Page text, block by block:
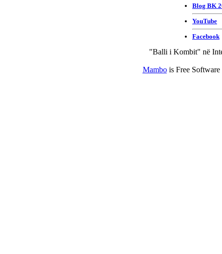
"Balli i Kombit" në
Mambois Free Software